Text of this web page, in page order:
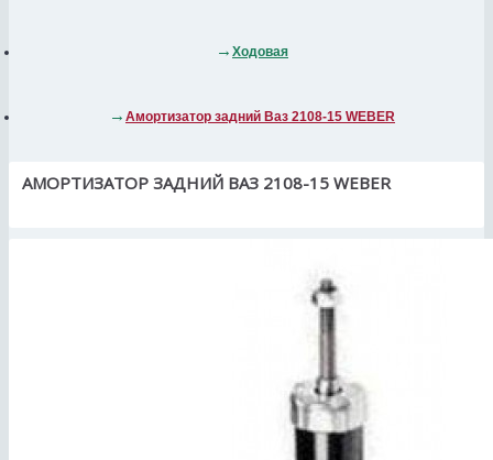
Ходовая
Амортизатор задний Ваз 2108-15 WEBER
АМОРТИЗАТОР ЗАДНИЙ ВАЗ 2108-15 WEBER